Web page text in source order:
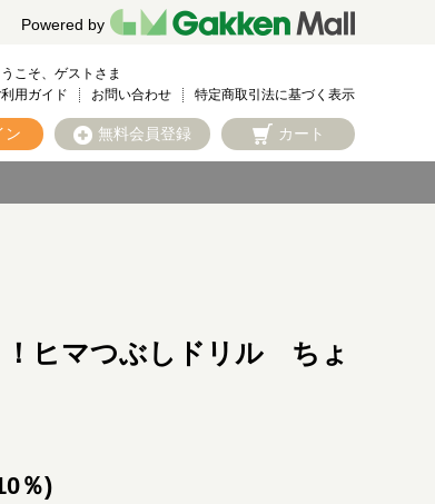
Powered by
こそ、ゲストさま
用ガイド
お問い合わせ 特定商取引法に基づく表示
ン 無料会員登録 カート
ヒマつぶしドリル ちょ
％)